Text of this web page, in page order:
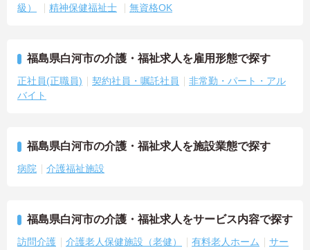
級）
精神保健福祉士 無資格OK
福島県白河市の介護・福祉求人を雇用形態で探す
正社員(正職員) 契約社員・嘱託社員
非常勤・パート・アル
バイト
福島県白河市の介護・福祉求人を施設業態で探す
病院 介護福祉施設
福島県白河市の介護・福祉求人をサービス内容で探す
訪問介護 介護老人保健施設（老健） 有料老人ホーム
サー